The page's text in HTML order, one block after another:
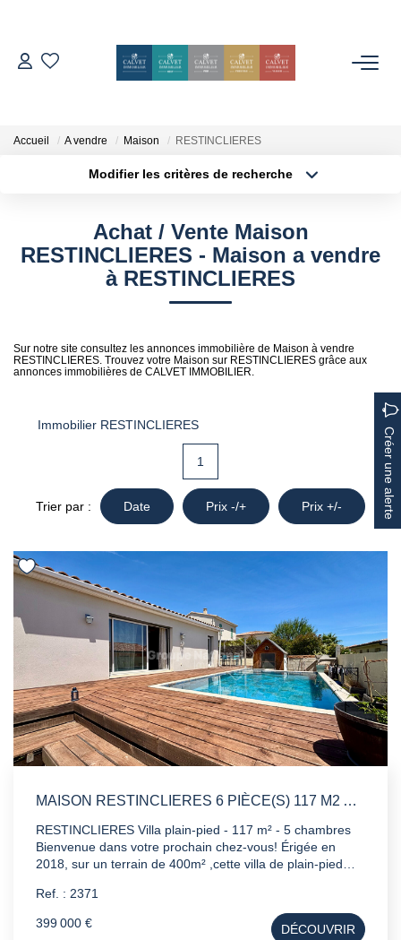
ESTIMER
Notre Équipe
Nos Avis
Nos Partenaires
Accueil A vendre Maison RESTINCLIERES
Modifier les critères de recherche
Surface min Budget max
Plus de critères Créer une alerte
Achat / Vente Maison
RESTINCLIERES - Maison a vendre
à RESTINCLIERES
Sur notre site consultez les annonces immobilière de Maison à vendre
RESTINCLIERES. Trouvez votre Maison sur RESTINCLIERES grâce aux
annonces immobilières de CALVET IMMOBILIER.
Immobilier RESTINCLIERES
Créer une alerte
1
Trier par : Date Prix -/+ Prix +/-
MAISON RESTINCLIERES 6 PIÈCE(S) 117 M2 AVEC GARAGE ET PISCINE
RESTINCLIERES Villa plain-pied - 117 m² - 5 chambres
Bienvenue dans votre prochain chez-vous! Érigée en
2018, sur un terrain de 400m² ,cette villa de plain-pied
ouverte sur l extérieur et donnant sur la piscine . Les
atouts en un coup d'oeil : - 5 chambres spacieuses dont
une suite parentale (équipée PMR) , idéal pour famille ou
Ref. : 2371
399 000 € DÉCOUVRIR